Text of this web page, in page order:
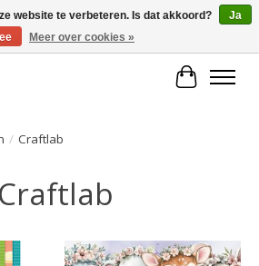
fast shipping!
/ Craftlab
Craftlab
website te verbeteren. Is dat akkoord?
Ja
Meer over cookies »